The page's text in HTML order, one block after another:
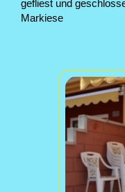
gefliest und
Markiese